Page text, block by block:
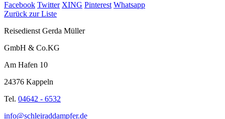
Facebook Twitter XING Pinterest Whatsapp
Zurück zur Liste
Reisedienst Gerda Müller
GmbH & Co.KG
Am Hafen 10
24376 Kappeln
Tel. 04642 - 6532
info@schleiraddampfer.de